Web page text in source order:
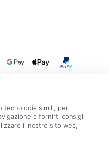
| realizzato con Contit
| © 2026 Tutti
09351560967